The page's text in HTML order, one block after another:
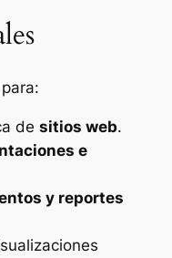
de sitios web.
e
y reportes